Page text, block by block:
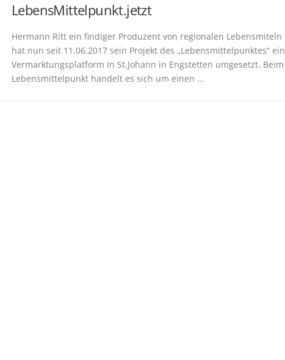
LebensMittelpunkt.jetzt
Hermann Ritt ein findiger Produzent von regionalen Lebensmiteln
hat nun seit 11.06.2017 sein Projekt des „Lebensmittelpunktes“ ein
Vermarktungsplatform in St.Johann in Engstetten umgesetzt. Beim
Lebensmittelpunkt handelt es sich um einen …